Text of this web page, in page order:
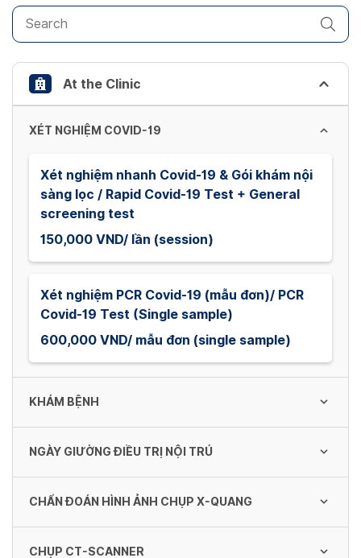
get
the
keyboard
shortcuts
for
changing
dates.
At the Clinic
XÉT NGHIỆM COVID-19
Xét nghiệm nhanh Covid-19 & Gói khám nội
sàng lọc / Rapid Covid-19 Test + General
screening test
150,000 VND/ lần (session)
Xét nghiệm PCR Covid-19 (mẫu đơn)/ PCR
Covid-19 Test (Single sample)
600,000 VND/ mẫu đơn (single sample)
KHÁM BỆNH
Khám Nhi / Pediatric Consultation Fee
Khám sức khỏe lái xe 2021
NGÀY GIƯỜNG ĐIỀU TRỊ NỘI TRÚ
Giường Ngoại khoa loại 4 Hạng III - Khoa Tai
- Mũi - Họng
CHẨN ĐOÁN HÌNH ẢNH CHỤP X-QUANG
CHỤP CT-SCANNER